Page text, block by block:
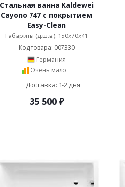
Стальная ванна Kaldewei
Cayono 747 с покрытием
Easy-Clean
Габариты (д.ш.в.): 150x70x41
Код товара: 007330
Германия
Очень мало
Доставка: 1-2 дня
35 500₽